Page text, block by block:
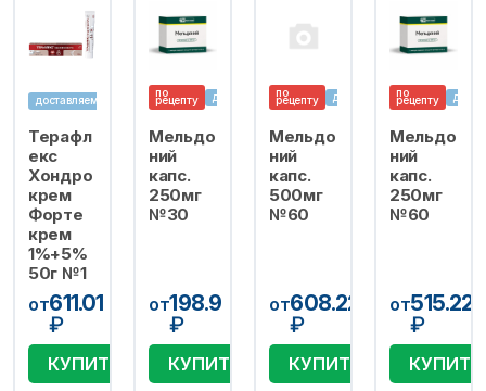
доставляем
Терафл
екс
Хондро
крем
Форте
крем
1%+5%
50г №1
от611.01
₽
КУПИТЬ
по
рецепту доставляем
Мельдо
ний
капс.
250мг
№30
от198.9
₽
КУПИТЬ
по
рецепту доставляем
Мельдо
ний
капс.
500мг
№60
от608.22
₽
КУПИТЬ
по
рецепту
Мельдо
ний
капс.
250мг
№60
от515.22
₽
КУПИТЬ